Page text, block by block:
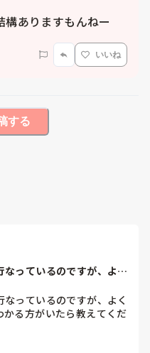
ありますもんねー
いいね
する
っているのですが、よく
っているのですが、よく
る方がいたら教えてくだ
意味。